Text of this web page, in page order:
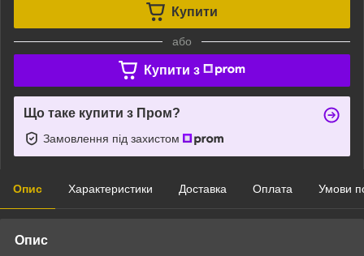
Купити
або
Купити з
Що таке купити з Пром?
Замовлення під захистом
Опис Характеристики Доставка Оплата Умови
Опис